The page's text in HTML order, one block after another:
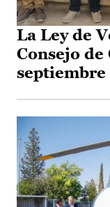
La Ley de
Consejo de
septiembre